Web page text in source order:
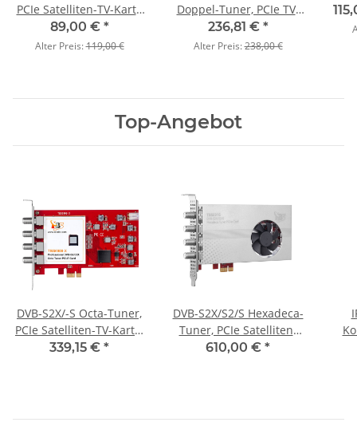
PCIe Satelliten-TV-Karte
(LP), TBS-6902
89,00 € *
Alter Preis:119,00 €
Doppel-Tuner, PCIe TV-
Karte, TBS-6522H
236,81 € *
Alter Preis:238,00 €
Top-Angebot
DVB-S2X/-S Octa-Tuner,
PCIe Satelliten-TV-Karte,
TBS-6909-X V2
339,15 € *
DVB-S2X/S2/S Hexadeca-
Tuner, PCIe Satelliten-
TV-Karte, TBS-6916
610,00 € *